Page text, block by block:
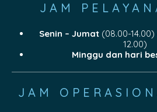
JAM
Senin – Jumat(08.00-14.00)
12.00)
Minggu dan hari
JAM